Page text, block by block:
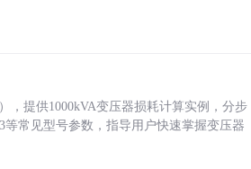
，提供1000kVA变压器损耗计算实例，分步
常见型号参数，指导用户快速掌握变压器